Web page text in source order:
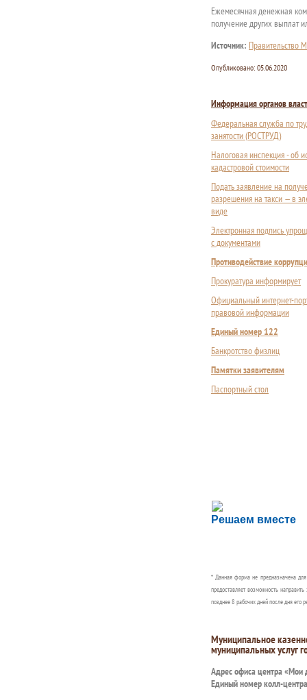
Ежемесячная денежная
получение других выплат
Источник: Правительство
Опубликовано: 05.06.2020
Информация органов
Федеральная служба по
занятости (РОСТРУД)
Налоговая инспекция - об
кадастровой стоимости
Подать заявление на
разрешения на такси — в
виде
Электронная подпись
с документами
Противодействие
Прокуратура информирует
Официальный интернет-
правовой информации
Единый номер 122
Банкротство физлиц
Памятки заявителям
Паспортный стол
Решаем вместе
Сложности с
Сообщите об этом
* Данная форма не предназначена
предоставляет возможность
позднее 8 рабочих дней после дня его
Муниципальное
муниципальных услуг
Адрес офиса центра «Мои
Единый номер колл-